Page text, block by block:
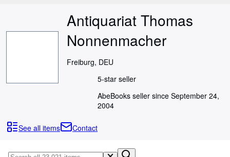
Textbooks
Antiquariat Thomas
Nonnenmacher
Freiburg, DEU
5-star seller
AbeBooks seller since September 24,
2004
See all items Contact